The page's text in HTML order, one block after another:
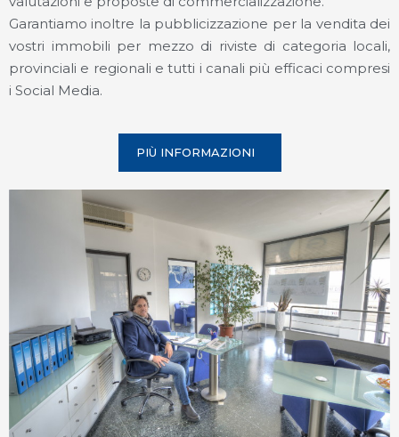
Garantiamo inoltre la pubblicizzazione per la vendita dei
vostri immobili per mezzo di riviste di categoria locali,
provinciali e regionali e tutti i canali più efficaci compresi
i Social Media.
PIÙ INFORMAZIONI